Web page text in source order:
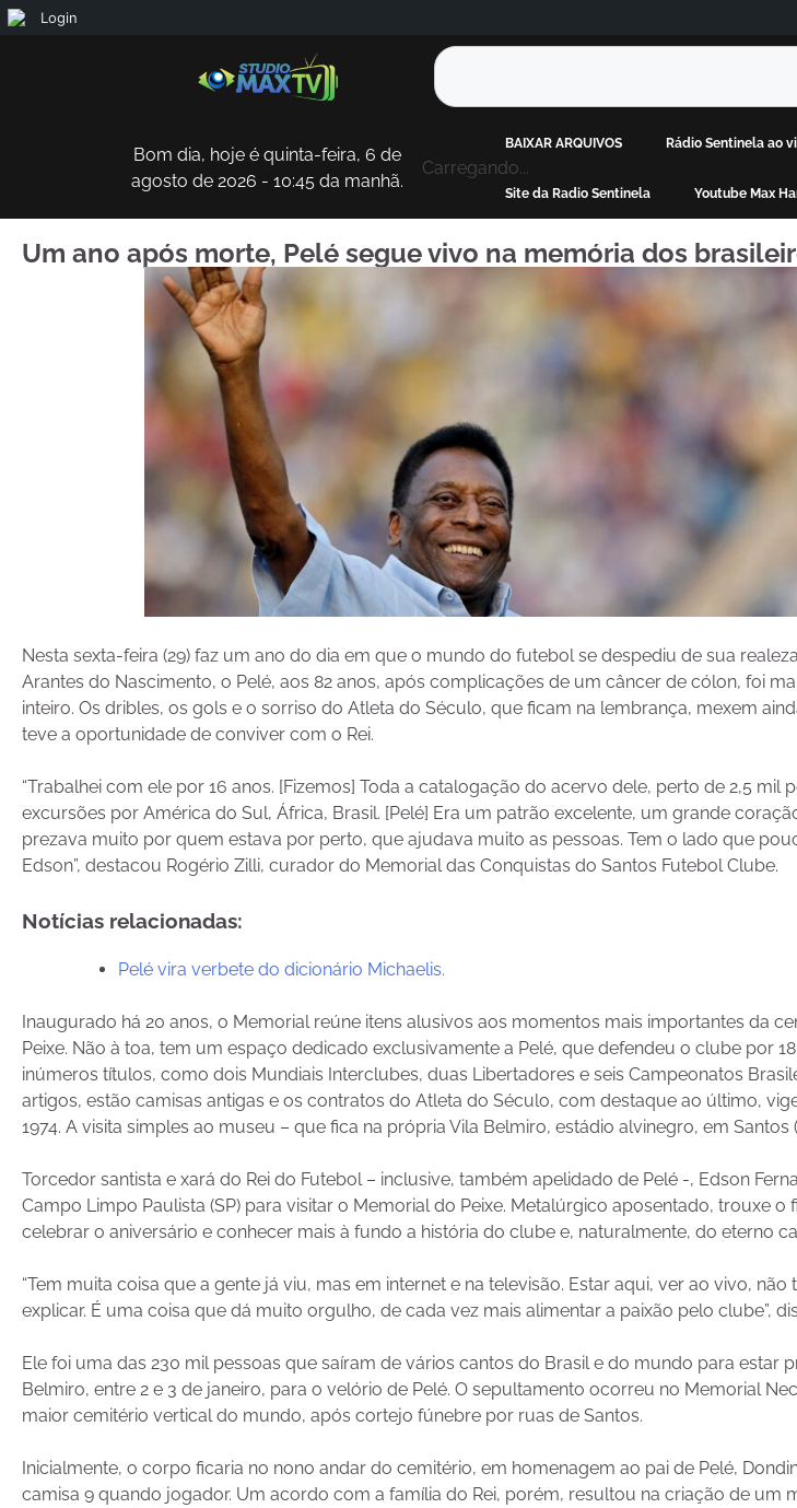
Bom dia, hoje é quinta-feira, 6 de
agosto de 2026 - 10:45 da manhã.
Carregando...
BAIXAR ARQUIVOS Rádio Sentinela ao
Site da Radio Sentinela Youtube Max
Um ano após morte, Pelé segue vivo na memória dos
Nesta sexta-feira (29) faz um ano do dia em que o mundo do futebol se despediu de sua
Arantes do Nascimento, o Pelé, aos 82 anos, após complicações de um câncer de cólon, foi
inteiro. Os dribles, os gols e o sorriso do Atleta do Século, que ficam na lembrança, mexem
teve a oportunidade de conviver com o Rei.
“Trabalhei com ele por 16 anos. [Fizemos] Toda a catalogação do acervo dele, perto de 2,5 mil
excursões por América do Sul, África, Brasil. [Pelé] Era um patrão excelente, um grande
prezava muito por quem estava por perto, que ajudava muito as pessoas. Tem o lado que
Edson”, destacou Rogério Zilli, curador do Memorial das Conquistas do Santos Futebol Clube.
Notícias relacionadas:
Pelé vira verbete do dicionário Michaelis.
Inaugurado há 20 anos, o Memorial reúne itens alusivos aos momentos mais importantes da
Peixe. Não à toa, tem um espaço dedicado exclusivamente a Pelé, que defendeu o clube por
inúmeros títulos, como dois Mundiais Interclubes, duas Libertadores e seis Campeonatos
artigos, estão camisas antigas e os contratos do Atleta do Século, com destaque ao último,
1974. A visita simples ao museu – que fica na própria Vila Belmiro, estádio alvinegro, em Santos
Torcedor santista e xará do Rei do Futebol – inclusive, também apelidado de Pelé -, Edson
Campo Limpo Paulista (SP) para visitar o Memorial do Peixe. Metalúrgico aposentado, trouxe o
celebrar o aniversário e conhecer mais à fundo a história do clube e, naturalmente, do eterno
“Tem muita coisa que a gente já viu, mas em internet e na televisão. Estar aqui, ver ao vivo, não
explicar. É uma coisa que dá muito orgulho, de cada vez mais alimentar a paixão pelo clube”,
Ele foi uma das 230 mil pessoas que saíram de vários cantos do Brasil e do mundo para estar
Belmiro, entre 2 e 3 de janeiro, para o velório de Pelé. O sepultamento ocorreu no Memorial
maior cemitério vertical do mundo, após cortejo fúnebre por ruas de Santos.
Inicialmente, o corpo ficaria no nono andar do cemitério, em homenagem ao pai de Pelé,
camisa 9 quando jogador. Um acordo com a família do Rei, porém, resultou na criação de um
Login